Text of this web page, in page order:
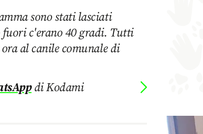
sono stati lasciati
c'erano 40 gradi. Tutti
al canile comunale di
di Kodami